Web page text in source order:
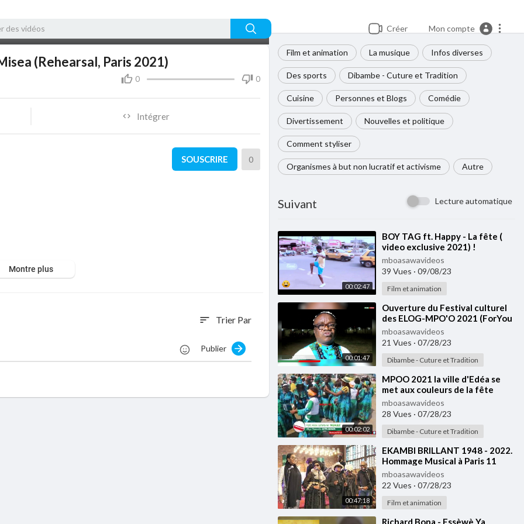
Créer Mon compte
Film et animation La musique Infos diverses
Des sports Dibambe - Cuture et Tradition
Cuisine Personnes et Blogs Comédie
Divertissement Nouvelles et politique
Comment styliser
Organismes à but non lucratif et activisme Autre
Suivant Lecture automatique
00:02:47
⁣BOY TAG ft. Happy - La fête (
video exclusive 2021) !
mboasawavideos
39 Vues · 09/08/23
Film et animation
00:01:47
⁣Ouverture du Festival culturel
des ELOG-MPO'O 2021 (ForYou
TV)
mboasawavideos
21 Vues · 07/28/23
Dibambe - Cuture et Tradition
00:02:02
⁣MPOO 2021 la ville d'Edéa se
met aux couleurs de la fête
mboasawavideos
28 Vues · 07/28/23
Dibambe - Cuture et Tradition
00:47:18
⁣EKAMBI BRILLANT 1948 - 2022.
Hommage Musical à Paris 11
Février 2023.
mboasawavideos
22 Vues · 07/28/23
Film et animation
⁣Richard Bona - Essèwè Ya
(Rehearsal, Paris 2021)
0 0
Intégrer
SOUSCRIRE 0
Montre plus
sort Trier Par
Publier